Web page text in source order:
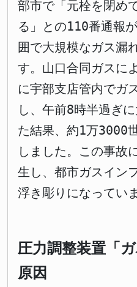
部市で「元栓を閉め
る」との110番通報
囲で大規模なガス漏
す。山口合同ガスに
に宇部支店管内でガ
し、午前8時半過ぎ
た結果、約1万3000
しました。この事故
生し、都市ガスイン
浮き彫りになっていま
圧力調整装置「
原因